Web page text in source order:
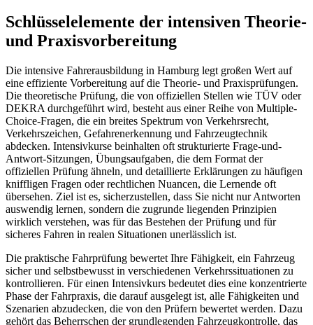
Schlüsselelemente der intensiven Theorie-
und Praxisvorbereitung
Die intensive Fahrerausbildung in Hamburg legt großen Wert auf
eine effiziente Vorbereitung auf die Theorie- und Praxisprüfungen.
Die theoretische Prüfung, die von offiziellen Stellen wie TÜV oder
DEKRA durchgeführt wird, besteht aus einer Reihe von Multiple-
Choice-Fragen, die ein breites Spektrum von Verkehrsrecht,
Verkehrszeichen, Gefahrenerkennung und Fahrzeugtechnik
abdecken. Intensivkurse beinhalten oft strukturierte Frage-und-
Antwort-Sitzungen, Übungsaufgaben, die dem Format der
offiziellen Prüfung ähneln, und detaillierte Erklärungen zu häufigen
kniffligen Fragen oder rechtlichen Nuancen, die Lernende oft
übersehen. Ziel ist es, sicherzustellen, dass Sie nicht nur Antworten
auswendig lernen, sondern die zugrunde liegenden Prinzipien
wirklich verstehen, was für das Bestehen der Prüfung und für
sicheres Fahren in realen Situationen unerlässlich ist.
Die praktische Fahrprüfung bewertet Ihre Fähigkeit, ein Fahrzeug
sicher und selbstbewusst in verschiedenen Verkehrssituationen zu
kontrollieren. Für einen Intensivkurs bedeutet dies eine konzentrierte
Phase der Fahrpraxis, die darauf ausgelegt ist, alle Fähigkeiten und
Szenarien abzudecken, die von den Prüfern bewertet werden. Dazu
gehört das Beherrschen der grundlegenden Fahrzeugkontrolle, das